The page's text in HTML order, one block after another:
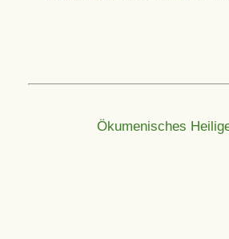
Ökumenisches